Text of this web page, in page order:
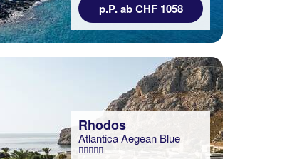
p.P. ab CHF 1058
Rhodos
Atlantica Aegean Blue